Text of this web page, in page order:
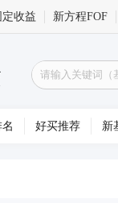
定收益 新方程FOF
好买推荐 新